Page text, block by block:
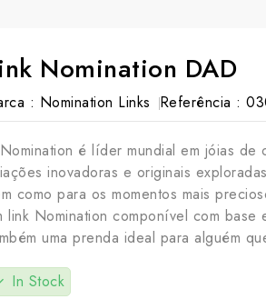
Nomination DAD
: Nomination Links Referência :
é líder mundial em jóias de
inovadoras e originais
como para os momentos mais
link Nomination componível com
uma prenda ideal para alguém
In Stock